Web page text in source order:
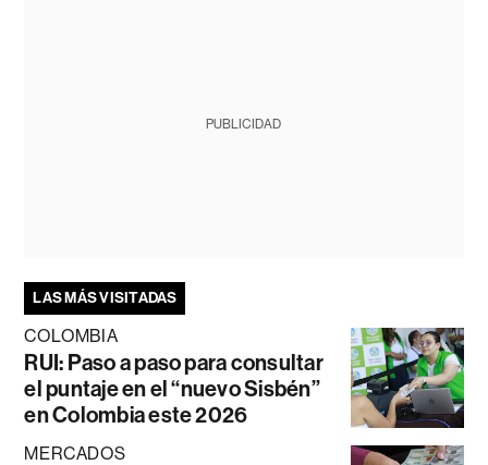
PUBLICIDAD
LAS MÁS VISITADAS
COLOMBIA
RUI: Paso a paso para consultar
el puntaje en el “nuevo Sisbén”
en Colombia este 2026
MERCADOS